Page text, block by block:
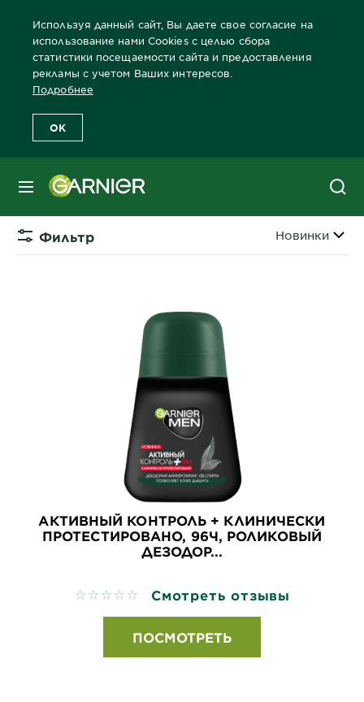
Используя данный сайт, Вы даете свое согласие на
использование нами Cookies с целью сбора
статистики посещаемости сайта и предоставления
рекламы с учетом Ваших интересов.
Подробнее
OK
МЕНЮ
Главная Дезодоранты
ДЕЗОДОРАНТЫ ДЛЯ МУЖЧИН
Фильтр Сортировать
Новинки
АКТИВНЫЙ КОНТРОЛЬ + КЛИНИЧЕСКИ
ПРОТЕСТИРОВАНО, 96Ч, РОЛИКОВЫЙ
ДЕЗОДОР...
No reviews Смотреть отзывы
ПОСМОТРЕТЬ